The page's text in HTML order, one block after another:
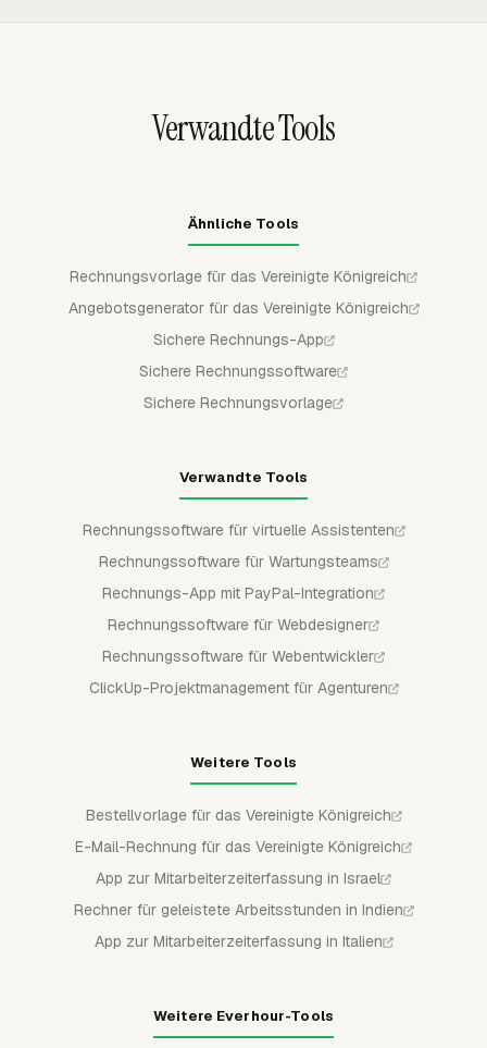
Aufschlüsselung gruppieren.Verwandte Tools
Ähnliche Tools
Rechnungsvorlage für das Vereinigte Königreich
Angebotsgenerator für das Vereinigte Königreich
Sichere Rechnungs-App
Sichere Rechnungssoftware
Sichere Rechnungsvorlage
Verwandte Tools
Rechnungssoftware für virtuelle Assistenten
Rechnungssoftware für Wartungsteams
Rechnungs-App mit PayPal-Integration
Rechnungssoftware für Webdesigner
Rechnungssoftware für Webentwickler
ClickUp-Projektmanagement für Agenturen
Weitere Tools
Bestellvorlage für das Vereinigte Königreich
E-Mail-Rechnung für das Vereinigte Königreich
App zur Mitarbeiterzeiterfassung in Israel
Rechner für geleistete Arbeitsstunden in Indien
App zur Mitarbeiterzeiterfassung in Italien
Weitere Everhour-Tools